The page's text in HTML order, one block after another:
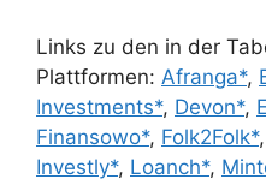
Links zu den in der
Plattformen: Afranga*,
Investments*, Devon*,
Finansowo*, Folk2Folk*,
Investly*, Loanch*,